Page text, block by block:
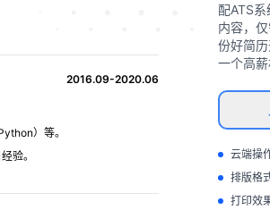
配ATS
内容，
份好简
一个高
云端操
排版格
打印效
2016.09-2020.06
）等。
验。